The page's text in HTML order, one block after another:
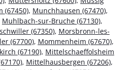
(67450), Munchhausen (67470),
Muhlbach-sur-Bruche (67130),
(67350), Morsbronn-les-
(67700), Mommenheim (67670),
(67190), Mittelschaeffolsheim
, Mittelhausbergen (67206),